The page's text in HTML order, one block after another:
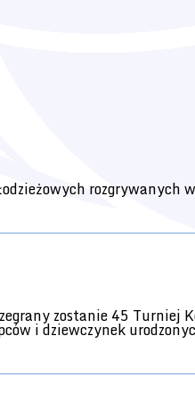
rozgrywanych
zostanie 45 Turniej
i dziewczynek